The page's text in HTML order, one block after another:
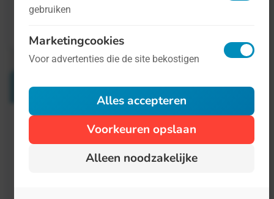
Verwante Dagen
Dag van het Duitse Bier
gebruiken
Marketingcookies
Voor advertenties die de site bekostigen
Alles accepteren
Voorkeuren opslaan
Alleen noodzakelijke